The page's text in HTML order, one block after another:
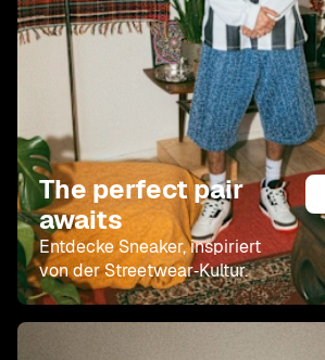
The perfect pair
awaits
Entdecke Sneaker, inspiriert
von der Streetwear‑Kultur.